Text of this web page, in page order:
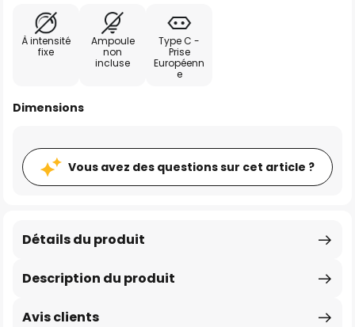
À intensité
fixe
Ampoule
non
incluse
Type C -
Prise
Européenn
e
Dimensions
Vous avez des questions sur cet article ?
Description du produit
Détails du produit
Avis clients